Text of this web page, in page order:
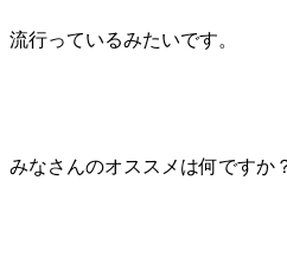
流行っているみたいです。
みなさんのオススメは何ですか